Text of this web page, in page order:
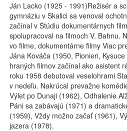
Ján Lacko (1925 - 1991)Režisér a
gymnáziu v Skalici sa venoval
začínal v Štúdiu dokumentárnych
spolupracoval na filmoch V. Bahnu.
vo filme, dokumentárne filmy Viac
Jána Kováča (1950, Pionieri,
hraných filmov začínal ako asistent
roku 1958 debutoval veselohrami
v nedeľu. Nakrúcal prevažne
Výlet po Dunaji (1962), Odhalenie
Páni sa zabávajú (1971) a
(1959), Vždy možno začať (1961),
jazera (1978).